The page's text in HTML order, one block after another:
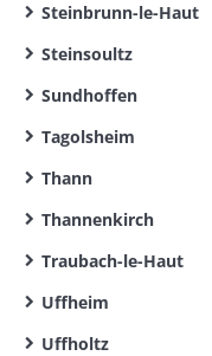
Steinbrunn-le-Haut
Steinsoultz
Sundhoffen
Tagolsheim
Thann
Thannenkirch
Traubach-le-Haut
Uffheim
Uffholtz